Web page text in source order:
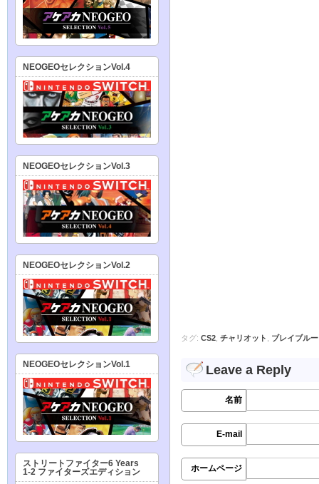
タグ: CS2 チャリオット ブレイブルー
Leave a Reply
名前
E-mail
ホームページ
NEOGEOセレクションVol.4
NEOGEOセレクションVol.3
NEOGEOセレクションVol.2
NEOGEOセレクションVol.1
ストリートファイター6 Years
1-2 ファイターズエディション